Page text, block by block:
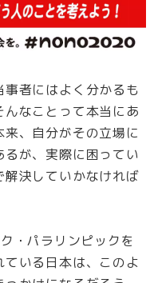
者にはよく分かるも
なことって本当にあ
、自分がその立場に
が、実際に困ってい
決していかなければ
・パラリンピックを
いる日本は、このよ